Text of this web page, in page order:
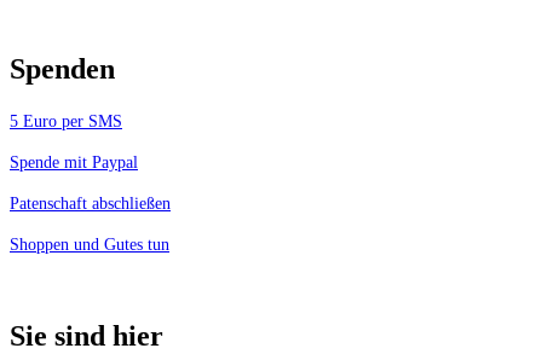
Spenden
5 Euro per SMS
Spende mit Paypal
Patenschaft abschließen
Shoppen und Gutes tun
Sie sind hier